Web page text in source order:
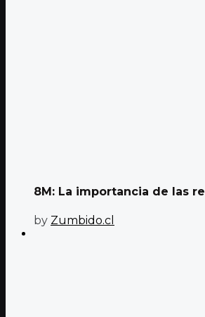
8M: La importancia de las
by Zumbido.cl